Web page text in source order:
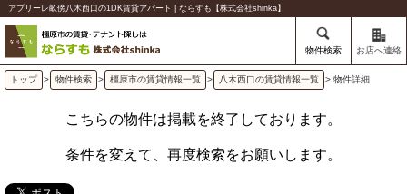
アプリーレ畝傍八木西口の1DK賃貸アパート | ならすも【株式会社shinka】
物件検索 お店へ連絡
トップ > 物件検索 > 橿原市の賃貸情報一覧 > 八木西口の賃貸情報一覧 > 物件詳細
こちらの物件は掲載を終了しております。
条件を変えて、再度検索をお願いします。